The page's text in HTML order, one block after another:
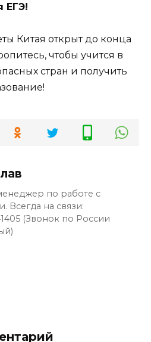
ЕГЭ!
Китая открыт до конца
чтобы учится в
стран и получить
по работе с
Всегда на связи:
(Звонок по России